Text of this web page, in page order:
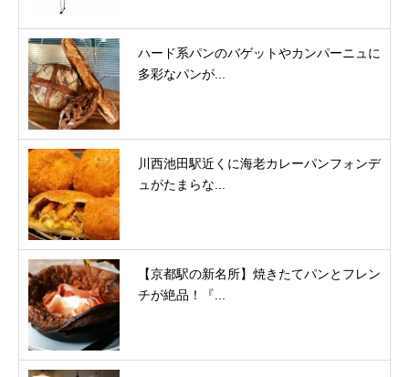
ハード系パンのバゲットやカンパーニュに
多彩なパンが...
川西池田駅近くに海老カレーパンフォンデ
ュがたまらな...
【京都駅の新名所】焼きたてパンとフレン
チが絶品！『...